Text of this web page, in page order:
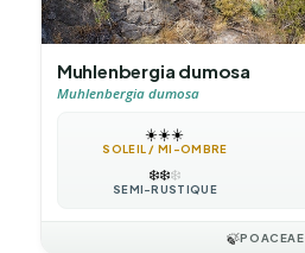
Muhlenbergia dumosa
Muhlenbergia dumosa
☀️☀️☀️
SOLEIL / MI-OMBRE
❄️❄️❄️
SEMI-RUSTIQUE
🍃POACEAE